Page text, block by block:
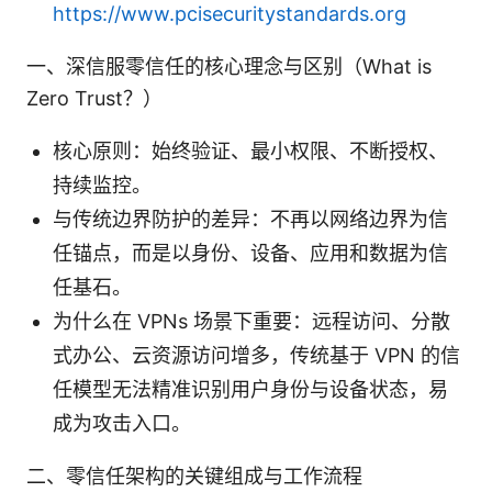
https://www.pcisecuritystandards.org
一、深信服零信任的核心理念与区别（What is
Zero Trust？）
核心原则：始终验证、最小权限、不断授权、
持续监控。
与传统边界防护的差异：不再以网络边界为信
任锚点，而是以身份、设备、应用和数据为信
任基石。
为什么在 VPNs 场景下重要：远程访问、分散
式办公、云资源访问增多，传统基于 VPN 的信
任模型无法精准识别用户身份与设备状态，易
成为攻击入口。
二、零信任架构的关键组成与工作流程